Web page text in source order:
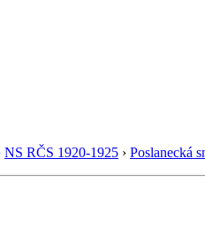
NS RČS 1920-1925 › Poslanecká